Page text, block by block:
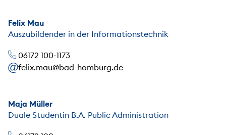
Felix Mau
Auszubildender in der Informationstechnik
06172 100-1173
felix.mau@bad-homburg.de
Maja Müller
Duale Studentin B.A. Public Administration